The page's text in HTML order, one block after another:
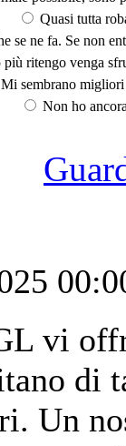
Quasi tutta
se ne fa. Se non
più ritengo venga
Mi sembrano
Non ho
vi
di
Un